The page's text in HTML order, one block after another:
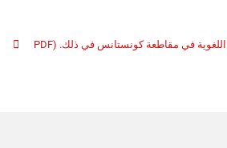
اللغوية في مقاطعة كونستانس في ذلك.
(PDF